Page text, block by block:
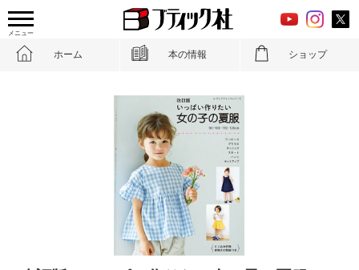
メニュー
ホーム 本の情報 ショップ